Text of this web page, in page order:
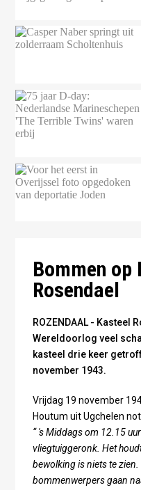
Kasteel Rosendael voor
Bommen op
Rosendael
ROZENDAAL - Kasteel
Wereldoorlog veel
kasteel drie keer
november 1943.
Vrijdag 19 november
Houtum uit Ugchelen
“ 's Middags om 12.15
vliegtuiggeronk. Het
bewolking is niets te
bommenwerpers gaan